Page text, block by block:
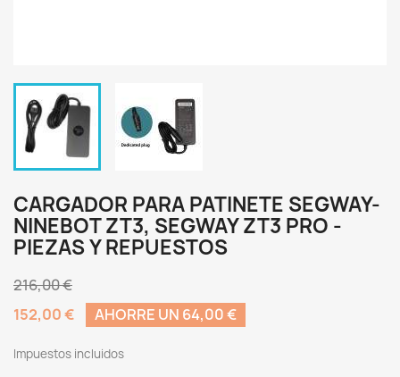
CARGADOR PARA PATINETE SEGWAY-
NINEBOT ZT3, SEGWAY ZT3 PRO -
PIEZAS Y REPUESTOS
216,00 €
152,00 €
AHORRE UN 64,00 €
Impuestos incluidos